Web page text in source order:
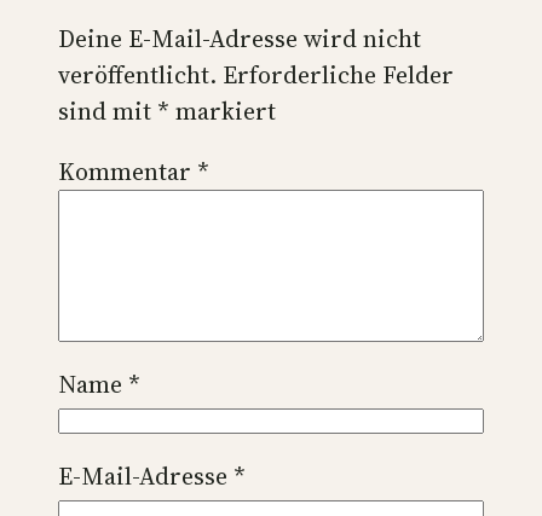
Deine E-Mail-Adresse wird nicht
veröffentlicht. Erforderliche Felder
sind mit * markiert
Kommentar *
Name *
E-Mail-Adresse *